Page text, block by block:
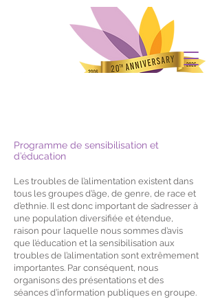
Programme de sensibilisation et
d’éducation
Les troubles de l’alimentation existent dans
tous les groupes d’âge, de genre, de race et
d’ethnie. Il est donc important de s’adresser à
une population diversifiée et étendue,
raison pour laquelle nous sommes d’avis
que l’éducation et la sensibilisation aux
troubles de l’alimentation sont extrêmement
importantes. Par conséquent, nous
organisons des présentations et des
séances d’information publiques en groupe.